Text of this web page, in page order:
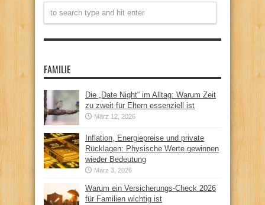
FAMILIE
Die „Date Night“ im Alltag: Warum Zeit
zu zweit für Eltern essenziell ist
März 12, 2026
Inflation, Energiepreise und private
Rücklagen: Physische Werte gewinnen
wieder Bedeutung
März 3, 2026
Warum ein Versicherungs-Check 2026
für Familien wichtig ist